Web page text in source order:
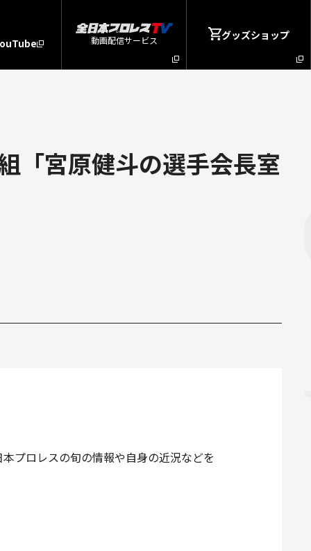
動画配信サービス グッズショップ
「宮原健斗の選手会長室
プロレスの旬の情報や自身の近況などを